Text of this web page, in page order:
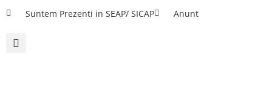
Suntem Prezenti in SEAP/ SICAP Anunt